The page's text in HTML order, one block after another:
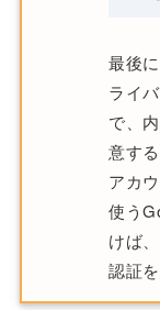
最後
ライ
で、
意す
アカ
使う
けば
認証